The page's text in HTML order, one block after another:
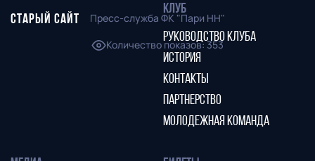
Пресс-служба ФК "Пари НН"
Количество показов:353
СТАРЫЙ САЙТ
КЛУБ
РУКОВОДСТВО КЛУБА
ИСТОРИЯ
КОНТАКТЫ
ПАРТНЕРСТВО
МОЛОДЕЖНАЯ КОМАНДА